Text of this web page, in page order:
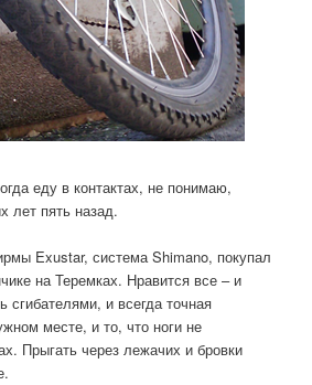
еду в контактах, не понимаю,
лет пять назад.
Exustar, система Shimano, покупал
на Теремках. Нравится все – и
сгибателями, и всегда точная
месте, и то, что ноги не
Прыгать через лежачих и бровки